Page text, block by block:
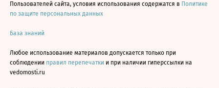
Пользователей сайта, условия использования содержатся в Политике
по защите персональных данных
База знаний
Любое использование материалов допускается только при
соблюдении правил перепечатки и при наличии гиперссылки на
vedomosti.ru